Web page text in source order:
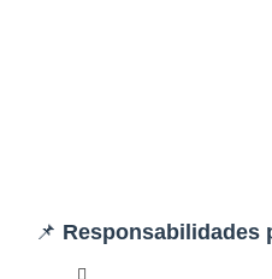
📌 Responsabilidades